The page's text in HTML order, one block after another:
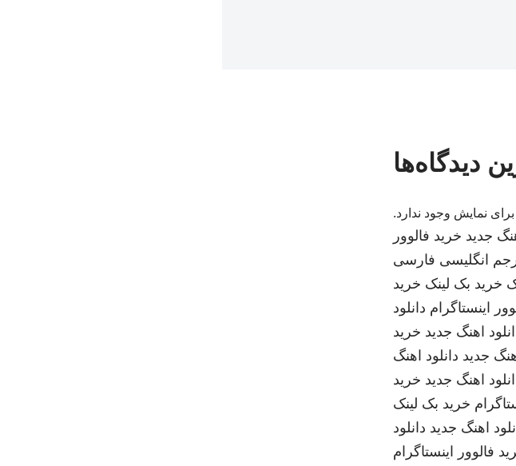
دیدگاه‌ها
نمایش وجود ندارد.
جدید خرید فالوور
انگلیسی فارسی
خرید بک لینک خرید
اینستاگرام دانلود
اهنگ جدید خرید
جدید دانلود اهنگ
اهنگ جدید خرید
خرید بک لینک
اهنگ جدید دانلود
فالوور اینستاگرام